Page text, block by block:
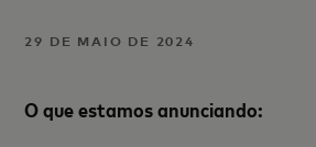
29 DE MAIO DE 2024
O que estamos anunciando: